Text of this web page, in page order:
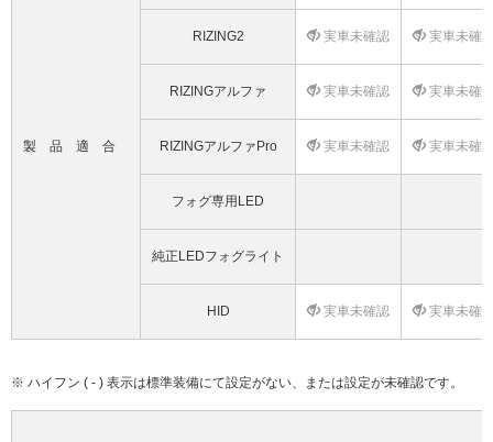
製品適合
RIZING2 実車未確認 実車未確
RIZINGアルファ 実車未確認 実車未確
RIZINGアルファPro 実車未確認 実車未確
フォグ専用LED
純正LEDフォグライト
HID 実車未確認 実車未確
※ ハイフン ( - ) 表示は標準装備にて設定がない、または設定が未確認です。